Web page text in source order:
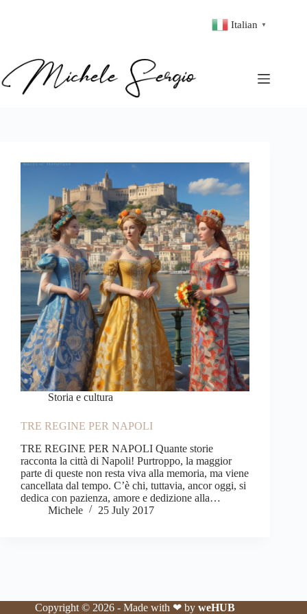
Italian ▼
Storia e cultura
TRE REGINE PER NAPOLI
TRE REGINE PER NAPOLI Quante storie
racconta la città di Napoli! Purtroppo, la maggior
parte di queste non resta viva alla memoria, ma viene
cancellata dal tempo. C’è chi, tuttavia, ancor oggi, si
dedica con pazienza, amore e dedizione alla…
Michele
25 July 2017
Copyright © 2026 - Made with ❤ byweHUB